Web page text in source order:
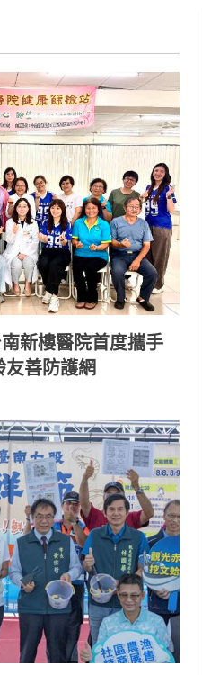
新樓醫院首度攜手
善防護網